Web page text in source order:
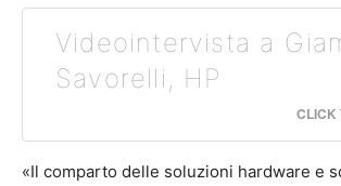
Videointervista a
Savorelli, HP
CLICK
«Il comparto delle soluzioni hardware e